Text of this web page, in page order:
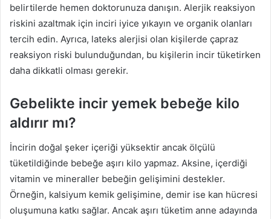
belirtilerde hemen doktorunuza danışın. Alerjik reaksiyon
riskini azaltmak için inciri iyice yıkayın ve organik olanları
tercih edin. Ayrıca, lateks alerjisi olan kişilerde çapraz
reaksiyon riski bulunduğundan, bu kişilerin incir tüketirken
daha dikkatli olması gerekir.
Gebelikte incir yemek bebeğe kilo
aldırır mı?
İncirin doğal şeker içeriği yüksektir ancak ölçülü
tüketildiğinde bebeğe aşırı kilo yapmaz. Aksine, içerdiği
vitamin ve mineraller bebeğin gelişimini destekler.
Örneğin, kalsiyum kemik gelişimine, demir ise kan hücresi
oluşumuna katkı sağlar. Ancak aşırı tüketim anne adayında